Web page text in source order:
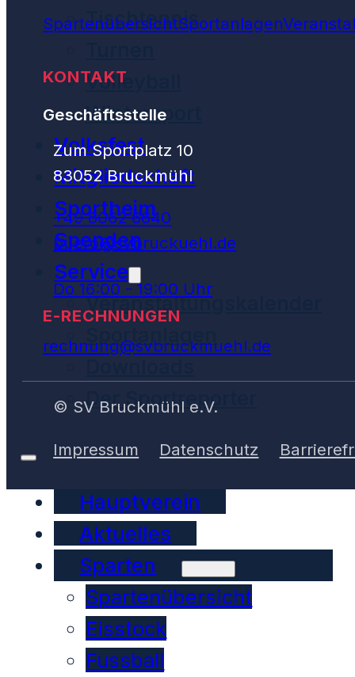
Tischtennis
Volleyball
Wintersport
Volksfest
Mitgliedschaft
Sportheim
Spenden
Service
Veranstaltungskalender
Sportanlagen
Der Sportreporter
Hauptverein
Aktuelles
Sparten
Spartenübersicht
Eisstock
Fussball
SpartenübersichtSportanlagen
KONTAKT
Geschäftsstelle
Zum Sportplatz 10
83052 Bruckmühl
+49 8062 6640
buero@svbruckuehl.de
Do 16:00 - 19:00 Uhr
E-RECHNUNGEN
rechnung@svbruckmuehl.de
© SV Bruckmühl e.V.
Impressum Datenschutz